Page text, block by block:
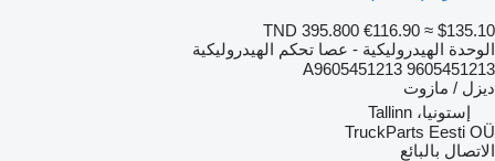
TND 395.800 €116.90 ≈ $135.10
الوحدة الهيدروليكية - عصا تحكم الهيدروليكية
A9605451213 9605451213
ديزل / مازوت
إستونيا، Tallinn
TruckParts Eesti OÜ
الاتصال بالبائع